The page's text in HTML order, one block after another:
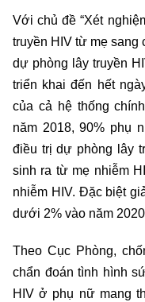
Với chủ đề “Xét
truyền HIV từ mẹ sang
dự phòng lây truyền
triển khai đến hết
của cả hệ thống
năm 2018, 90% phụ
điều trị dự phòng lây
sinh ra từ mẹ nhiễm
nhiễm HIV. Đặc biệt
dưới 2% vào năm
Theo Cục Phòng,
chẩn đoán tình hình
HIV ở phụ nữ mang